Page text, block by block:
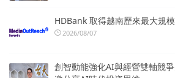
HDBank 取得越南歷來最大規
2026/08/07
創智動能強化AI與經營雙軸競